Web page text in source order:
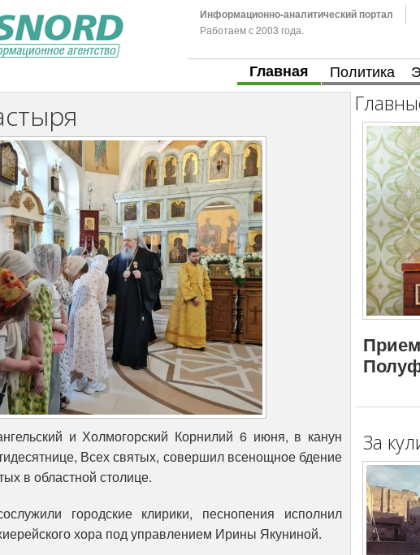
Информационно-аналитический портал
Работаем с 2003 года.
Главная Политика
и Холмогорский Корнилий 6 июня, в канун
Всех святых, совершил всенощное бдение
в областной столице.
городские клирики, песнопения исполнил
хора под управлением Ирины Якуниной.
За